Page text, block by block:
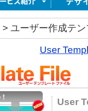
> ユーザー作成テ
User
User